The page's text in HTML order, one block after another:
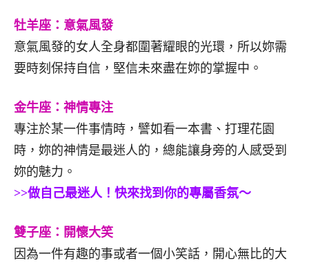
牡羊座：意氣風發
意氣風發的女人全身都圍著耀眼的光環，所以妳需
要時刻保持自信，堅信未來盡在妳的掌握中。
金牛座：神情專注
專注於某一件事情時，譬如看一本書、打理花園
時，妳的神情是最迷人的，總能讓身旁的人感受到
妳的魅力。
>>做自己最迷人！快來找到你的專屬香氛～
雙子座：開懷大笑
因為一件有趣的事或者一個小笑話，開心無比的大